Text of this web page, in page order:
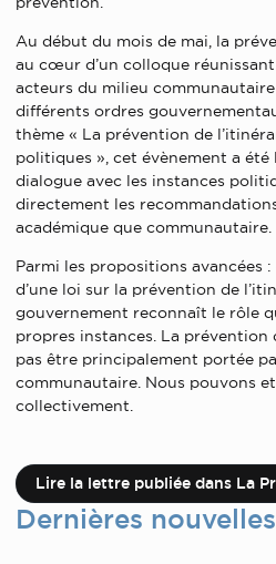
Au début du mois de mai, la
au cœur d’un colloque
acteurs du milieu
différents ordres
thème « La prévention de
politiques », cet évènement a été
dialogue avec les instances
directement les
académique que communautaire.
Parmi les propositions avancées
d’une loi sur la prévention de
gouvernement reconnaît le rôle
propres instances. La prévention
pas être principalement portée
communautaire. Nous pouvons
collectivement.
Lire la lettre publiée dans La
Dernières nouvelles